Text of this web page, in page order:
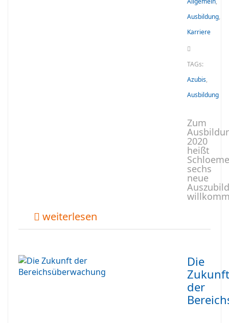
Ausbildung,
Karriere
TAGs:
Azubis,
Ausbildung
Zum
2020
heißt
sechs
neue
weiterlesen
Die
Zukunft
der